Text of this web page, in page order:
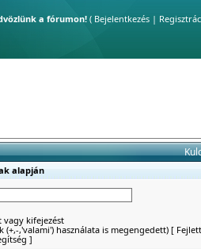
a fórumon!( Bejelentkezés|
alapján
vagy kifejezést
(+,-,'valami') használata is megengedett)[
]